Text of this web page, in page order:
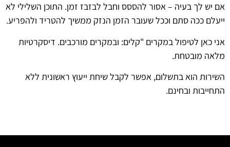
אם יש לך בעיה – אסור להססס וחבל לבזבז זמן. התוכן השלילי לא
ייעלם ככה סתם וככל שעובר הזמן הנזק ממשיך להטריד ולהפריע.
אני כאן לטיפול במקרים "קלים: ובמקרים מורכבים. דיסקרטיות
מלאה מובטחת.
השירות הוא בתשלום, אפשר לקבל שיחת ייעוץ ראשונית ללא
התחייבות ובחינם.